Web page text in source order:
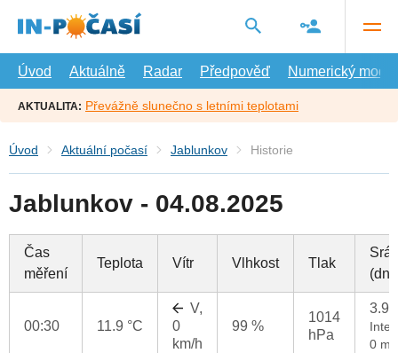
hlavní
Úvod
Aktuálně Radar Předpověď Numerický model
AKTUALITA: Převážně slunečno s letními teplotami
Úvod Aktuální počasí Jablunkov Historie
Jablunkov - 04.08.2025
Čas
měření
Teplota Vítr Vlhkost Tlak
00:30 11.9 °C
V,
0
km/h
99 %
1014
hPa
3.9
0